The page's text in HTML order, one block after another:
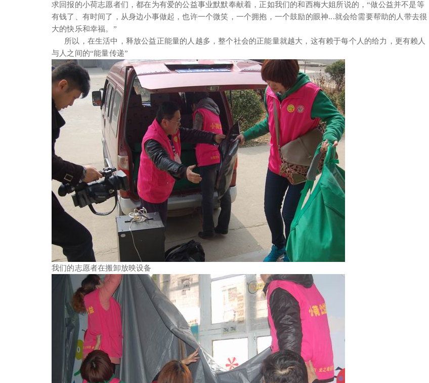
求回报的小荷志愿者们，都在为有爱的公益事业默默奉献着，正如我们的和西梅大姐所说的，“做公益并不是等
有钱了、有时间了，从身边小事做起，也许一个微笑，一个拥抱，一个鼓励的眼神...就会给需要帮助的人带去很
大的快乐和幸福。”
所以，在生活中，释放公益正能量的人越多，整个社会的正能量就越大，这有赖于每个人的给力，更有赖人
与人之间的“能量传递”
我们的志愿者在搬卸放映设备